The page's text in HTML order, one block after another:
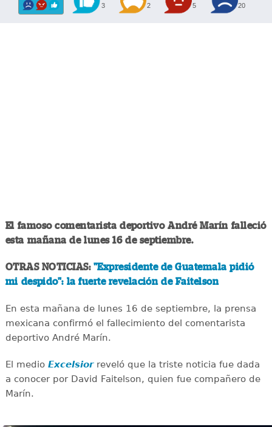
3 2 5 20
El famoso comentarista deportivo André Marín falleció
esta mañana de lunes 16 de septiembre.
OTRAS NOTICIAS: "Expresidente de Guatemala pidió
mi despido": la fuerte revelación de Faitelson
En esta mañana de lunes 16 de septiembre, la prensa
mexicana confirmó el fallecimiento del comentarista
deportivo André Marín.
El medio Excelsiorreveló que la triste noticia fue dada
a conocer por David Faitelson, quien fue compañero de
Marín.